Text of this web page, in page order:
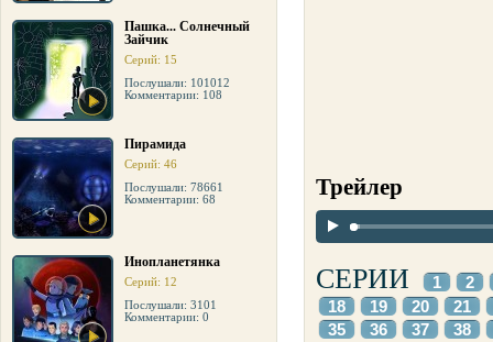
Пашка... Солнечный
Зайчик
Серий: 15
Послушали: 101012
Комментарии: 108
Пирамида
Серий: 46
Послушали: 78661
Комментарии: 68
Инопланетянка
Серий: 12
Послушали: 3101
Комментарии: 0
Трейлер
СЕРИИ 1
2
18
19 20
21
35
36 37 38